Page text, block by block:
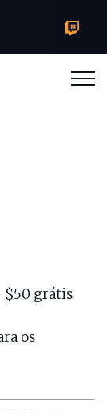
$50 grátis
os